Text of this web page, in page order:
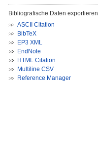
Bibliografische Daten exportieren
ASCII Citation
BibTeX
EP3 XML
EndNote
HTML Citation
Multiline CSV
Reference Manager